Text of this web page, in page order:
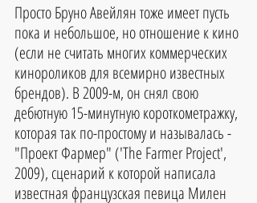
Просто Бруно Авейлян тоже имеет пусть
пока и небольшое, но отношение к кино
(если не считать многих коммерческих
кинороликов для всемирно известных
брендов). В 2009-м, он снял свою
дебютную 15-минутную короткометражку,
которая так по-простому и называлась -
"Проект Фармер" ('The Farmer Project',
2009), сценарий к которой написала
известная французская певица Милен